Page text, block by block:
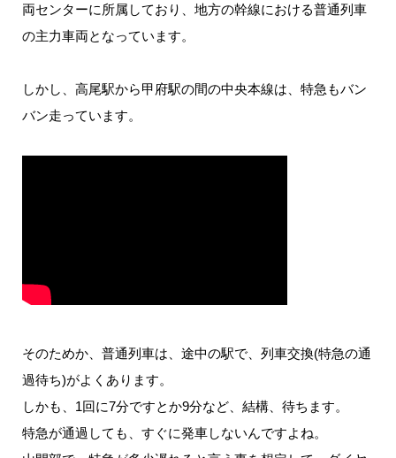
両センターに所属しており、地方の幹線における普通列車
の主力車両となっています。
しかし、高尾駅から甲府駅の間の中央本線は、特急もバン
バン走っています。
そのためか、普通列車は、途中の駅で、列車交換(特急の通
過待ち)がよくあります。
しかも、1回に7分ですとか9分など、結構、待ちます。
特急が通過しても、すぐに発車しないんですよね。